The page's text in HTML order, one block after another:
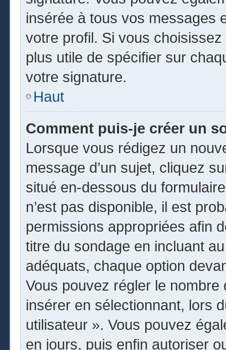
insérée à tous vos messages
votre profil. Si vous
plus utile de spécifier sur
votre signature.
Haut
Comment puis-je créer un
Lorsque vous rédigez un
message d’un sujet, cliquez
situé en-dessous du
n’est pas disponible, il est
permissions appropriées afin
titre du sondage en incluant
adéquats, chaque option
Vous pouvez régler le nombre
insérer en sélectionnant, lors
utilisateur ». Vous pouvez
en jours, puis enfin autoriser